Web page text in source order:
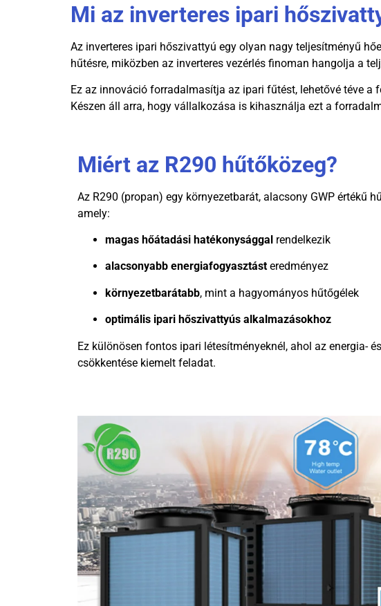
Mi az inverteres ipari
Az inverteres ipari hőszivattyú egy olyan nagy teljesítményű
hűtésre, miközben az inverteres vezérlés finoman hangolja a
Ez az innováció forradalmasítja az ipari fűtést, lehetővé téve
Készen áll arra, hogy vállalkozása is kihasználja ezt a
Miért az R290 hűtőközeg?
Az R290 (propan) egy környezetbarát, alacsony GWP értékű
amely:
magas hőátadási hatékonysággal rendelkezik
alacsonyabb energiafogyasztást eredményez
környezetbarátabb, mint a hagyományos hűtőgélek
optimális ipari hőszivattyús alkalmazásokhoz
Ez különösen fontos ipari létesítményeknél, ahol az energia-
csökkentése kiemelt feladat.